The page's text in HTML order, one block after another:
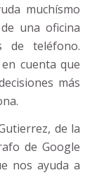
muchísmo
una oficina
de teléfono.
cuenta que
más
de la
de Google
nos ayuda a